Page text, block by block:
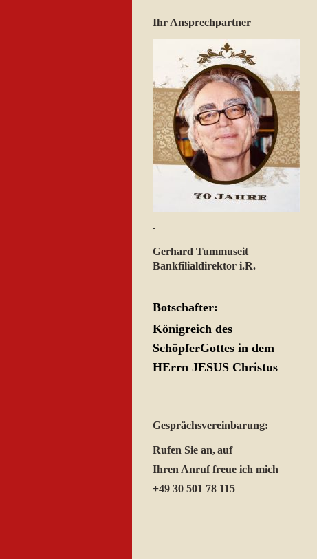
Ihr Ansprechpartner
-
Gerhard Tummuseit
Bankfilialdirektor i.R.
Botschafter:
Königreich des
SchöpferGottes in dem
HErrn JESUS Christus
Gesprächsvereinbarung:
Rufen Sie an,auf
Ihren Anruf freue ich mich
+49 30 501 78 115